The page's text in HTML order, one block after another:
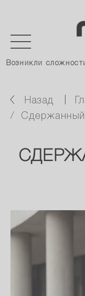
Возникли
Назад